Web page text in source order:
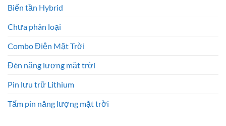
Biến tần Hybrid
Chưa phân loại
Combo Điện Mặt Trời
Đèn năng lượng mặt trời
Pin lưu trữ Lithium
Tấm pin năng lượng mặt trời